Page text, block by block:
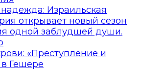
Израильская
открывает новый сезон
одной заблудшей души.
«Преступление и
в Гешере